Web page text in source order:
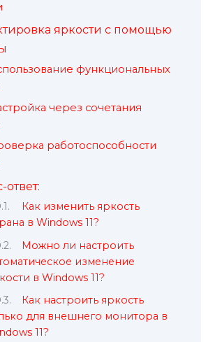
яркости с помощью
функциональных
через сочетания
работоспособности
ответ:
Как изменить яркость
в Windows 11?
Можно ли настроить
изменение
в Windows 11?
Как настроить яркость
для внешнего монитора в
11?